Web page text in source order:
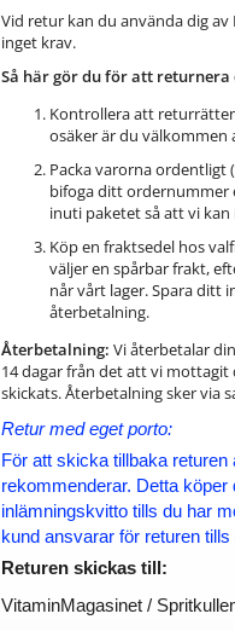
Vid retur kan du använda dig
inget krav.
Så här gör du för att returnera
Kontrollera att
osäker är du
Packa varorna ordentligt
bifoga ditt ordernummer
inuti paketet så att vi
Köp en fraktsedel hos
väljer en spårbar frakt,
når vårt lager. Spara ditt
återbetalning.
Återbetalning: Vi återbetalar
14 dagar från det att vi
skickats. Återbetalning sker via
Retur med eget porto:
För att skicka tillbaka
rekommenderar. Detta
inlämningskvitto tills du har
kund ansvarar för returen
Returen skickas till:
VitaminMagasinet /